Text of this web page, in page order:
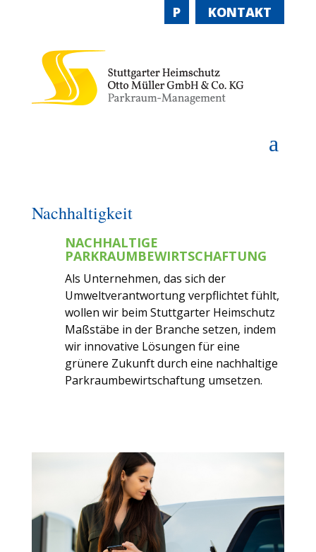
P KONTAKT
a
Nachhaltigkeit
NACHHALTIGE
PARKRAUMBEWIRTSCHAFTUNG
Als Unternehmen, das sich der
Umweltverantwortung verpflichtet fühlt,
wollen wir beim Stuttgarter Heimschutz
Maßstäbe in der Branche setzen, indem
wir innovative Lösungen für eine
grünere Zukunft durch eine nachhaltige
Parkraumbewirtschaftung umsetzen.